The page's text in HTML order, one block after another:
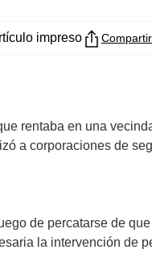
impreso Compartir
rentaba en una
a corporaciones de
de percatarse de
la intervención de